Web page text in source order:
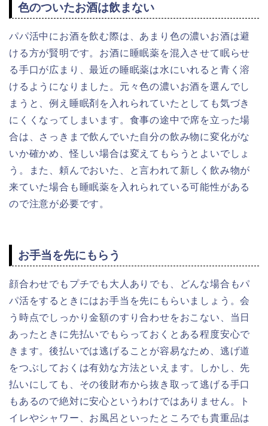
色のついたお酒は飲まない
パパ活中にお酒を飲む際は、あまり色の濃いお酒は避
ける方が賢明です。お酒に睡眠薬を混入させて眠らせ
る手口が広まり、最近の睡眠薬は水にいれると青く溶
けるようになりました。元々色の濃いお酒を選んでし
まうと、例え睡眠剤を入れられていたとしても気づき
にくくなってしまいます。食事の途中で席を立った場
合は、さっきまで飲んでいた自分の飲み物に変化がな
いか確かめ、怪しい場合は変えてもらうとよいでしょ
う。また、頼んでおいた、と言われて新しく飲み物が
来ていた場合も睡眠薬を入れられている可能性がある
ので注意が必要です。
お手当を先にもらう
顔合わせでもプチでも大人ありでも、どんな場合もパ
パ活をするときにはお手当を先にもらいましょう。会
う時点でしっかり金額のすり合わせをおこない、当日
あったときに先払いでもらっておくとある程度安心で
きます。後払いでは逃げることが容易なため、逃げ道
をつぶしておくは有効な方法といえます。しかし、先
払いにしても、その後財布から抜き取って逃げる手口
もあるので絶対に安心というわけではありません。ト
イレやシャワー、お風呂といったところでも貴重品は